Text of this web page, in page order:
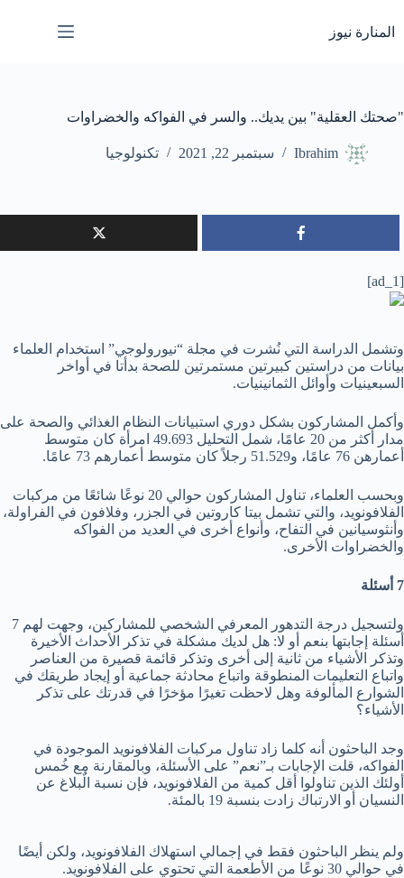
إلى
المحتوى
المنارة نيوز
"صحتك العقلية" بين يديك.. والسر في الفواكه والخضراوات
Ibrahim سبتمبر 22, 2021 تكنولوجيا
[ad_1]
وتشمل الدراسة التي نُشرت في مجلة “نيورولوجي” استخدام العلماء
بيانات من دراستين كبيرتين مستمرتين للصحة بدأتا في أواخر
السبعينيات وأوائل الثمانينيات.
وأكمل المشاركون بشكل دوري استبيانات النظام الغذائي والصحة على
مدار أكثر من 20 عامًا، شمل التحليل 49.693 امرأة كان متوسط
أعمارهن 76 عامًا، و51.529 رجلاً كان متوسط أعمارهم 73 عامًا.
وبحسب العلماء، تناول المشاركون حوالي 20 نوعًا شائعًا من مركبات
الفلافونويد، والتي تشمل بيتا كاروتين في الجزر، وفلافون في الفراولة،
وأنثوسيانين في التفاح، وأنواع أخرى في العديد من الفواكه
والخضراوات الأخرى.
7 أسئلة
ولتسجيل درجة التدهور المعرفي الشخصي للمشاركين، وجهت لهم 7
أسئلة إجابتها بنعم أو لا: هل لديك مشكلة في تذكر الأحداث الأخيرة
وتذكر الأشياء من ثانية إلى أخرى وتذكر قائمة قصيرة من العناصر
واتباع التعليمات المنطوقة واتباع محادثة جماعية أو إيجاد طريقك في
الشوارع المألوفة وهل لاحظت تغيرًا مؤخرًا في قدرتك على تذكر
الأشياء؟
وجد الباحثون أنه كلما زاد تناول مركبات الفلافونويد الموجودة في
الفواكه، قلت الإجابات بـ”نعم” على الأسئلة، وبالمقارنة مع خُمس
أولئك الذين تناولوا أقل كمية من الفلافونويد، فإن نسبة الٌبلاغ عن
النسيان أو الارتباك زادت بنسبة 19 بالمئة.
ولم ينظر الباحثون فقط في إجمالي استهلاك الفلافونويد، ولكن أيضًا
في حوالي 30 نوعًا من الأطعمة التي تحتوي على الفلافونويد.